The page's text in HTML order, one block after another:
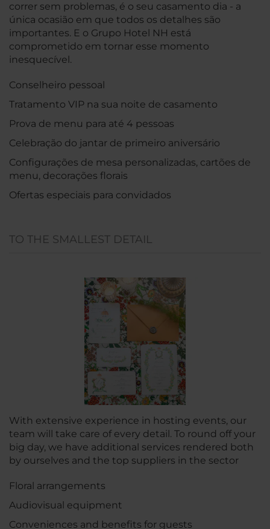
correr sem problemas, é o seu casamento dia - a
única ocasião em que todos os detalhes são
importantes. E o Grupo Hotel NH está
comprometido em tornar esse momento
inesquecível.
Conselheiro pessoal
Tratamento VIP na sua noite de casamento
Prova de menu para até 4 pessoas
Celebração do jantar de primeiro aniversário
Configurações de mesa personalizadas, cartões de
menu, decorações florais
Ofertas especiais para convidados
TO THE SMALLEST DETAIL
With extensive experience in hosting events, our
team will take care of every detail. To round off your
big day, we have additional services rendered both
by ourselves and the top suppliers in the sector
Floral arrangements
Audiovisual equipment
Conveniences and benefits for guests